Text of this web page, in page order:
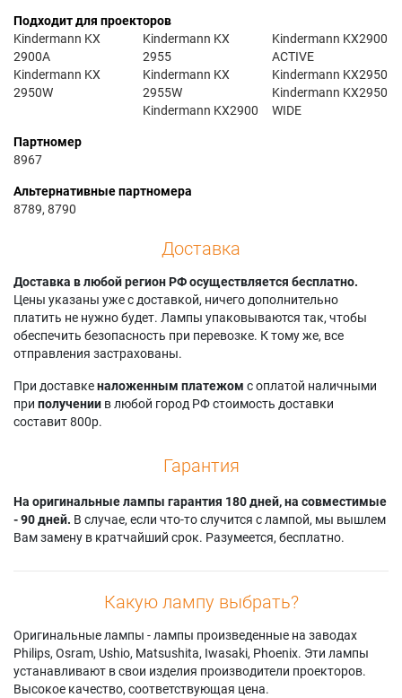
Подходит для проекторов
Kindermann KX
2900A
Kindermann KX
2950W
Kindermann KX
2955
Kindermann KX
2955W
Kindermann KX2900
Kindermann KX2900
ACTIVE
Kindermann KX2950
Kindermann KX2950
WIDE
Партномер
8967
Альтернативные партномера
8789, 8790
Доставка
Доставка в любой регион РФ осуществляется бесплатно.
Цены указаны уже с доставкой, ничего дополнительно
платить не нужно будет. Лампы упаковываются так, чтобы
обеспечить безопасность при перевозке. К тому же, все
отправления застрахованы.
При доставкеналоженным платежом с оплатой наличными
при получении в любой город РФ стоимость доставки
составит 800р.
Гарантия
На оригинальные лампы гарантия 180 дней, на совместимые
- 90 дней. В случае, если что-то случится с лампой, мы вышлем
Вам замену в кратчайший срок. Разумеется, бесплатно.
Какую лампу выбрать?
Оригинальные лампы - лампы произведенные на заводах
Philips, Osram, Ushio, Matsushita, Iwasaki, Phoenix. Эти лампы
устанавливают в свои изделия производители проекторов.
Высокое качество, соответствующая цена.